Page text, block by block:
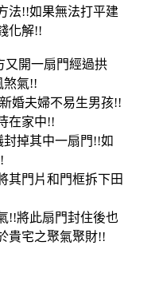
法!!如果無法打平建
化解!!
又開一扇門經過拱
煞氣!!
婚夫婦不易生男孩!!
在家中!!
掉其中一扇門!!如
其門片和門框拆下田
!!將此扇門封住後也
貴宅之聚氣聚財!!